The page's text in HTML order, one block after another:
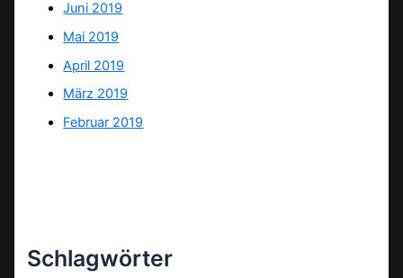
Juni 2019
Mai 2019
April 2019
März 2019
Februar 2019
Schlagwörter